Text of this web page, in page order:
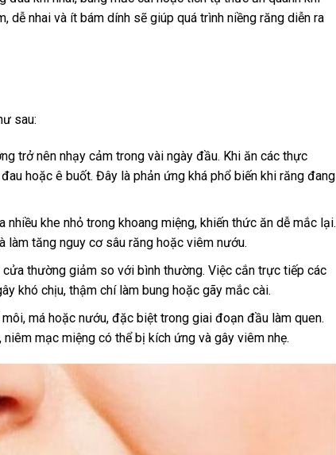
dễ nhai và ít bám dính sẽ giúp quá trình niềng răng diễn ra
sau:
trở nên nhạy cảm trong vài ngày đầu. Khi ăn các thực
hoặc ê buốt. Đây là phản ứng khá phổ biến khi răng đang
nhiều khe nhỏ trong khoang miệng, khiến thức ăn dễ mắc lại.
làm tăng nguy cơ sâu răng hoặc viêm nướu.
thường giảm so với bình thường. Việc cắn trực tiếp các
khó chịu, thậm chí làm bung hoặc gãy mắc cài.
má hoặc nướu, đặc biệt trong giai đoạn đầu làm quen.
mạc miệng có thể bị kích ứng và gây viêm nhẹ.